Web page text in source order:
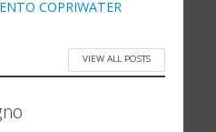
VIEW ALL POSTS